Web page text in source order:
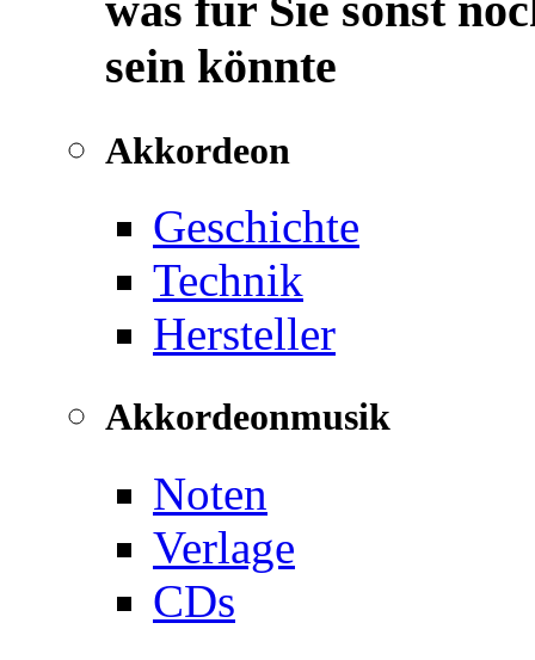
sein könnte
Akkordeon
Geschichte
Technik
Hersteller
Akkordeonmusik
Noten
Verlage
CDs